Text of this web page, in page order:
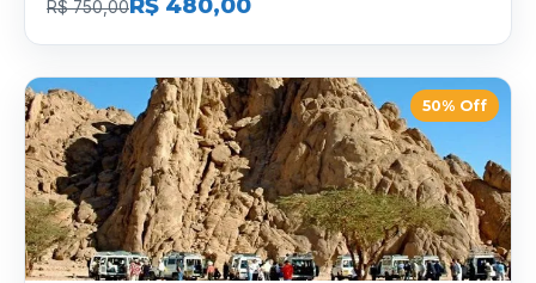
R$ 750,00
50% Off